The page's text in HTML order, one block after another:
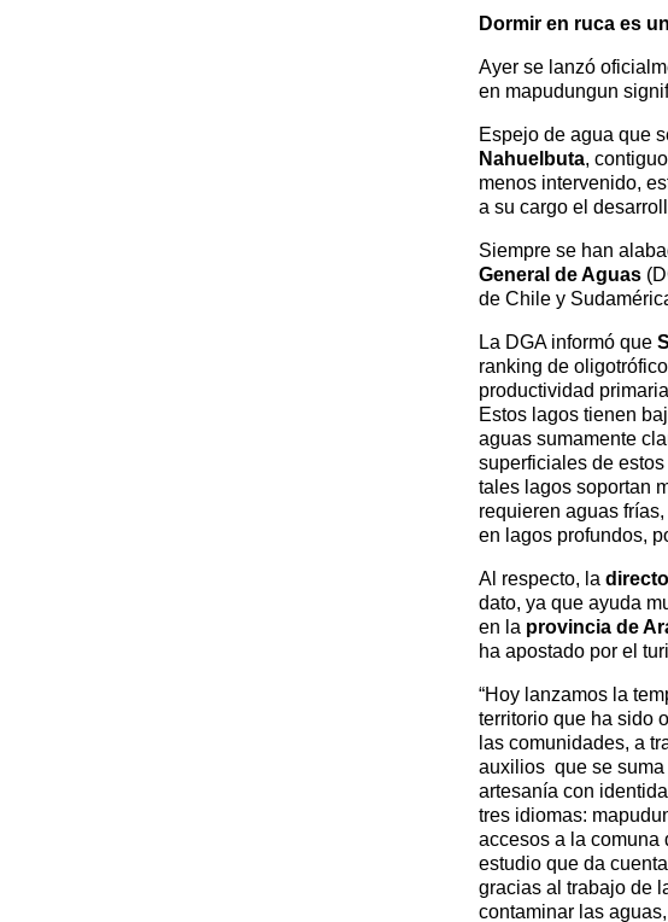
Dormir en ruca es
Ayer se lanzó
en mapudungun
Espejo de agua que
Nahuelbuta,
menos intervenido,
a su cargo el
Siempre se han
General de Aguas
de Chile y
La DGA informó que
ranking de
productividad
Estos lagos tienen
aguas sumamente
superficiales de
tales lagos soportan
requieren aguas
en lagos profundos,
Al respecto, la
dato, ya que ayuda
en la provincia de
ha apostado por el
“Hoy lanzamos la
territorio que ha sido
las comunidades, a
auxilios que se suma
artesanía con
tres idiomas:
accesos a la comuna
estudio que da
gracias al trabajo de
contaminar las